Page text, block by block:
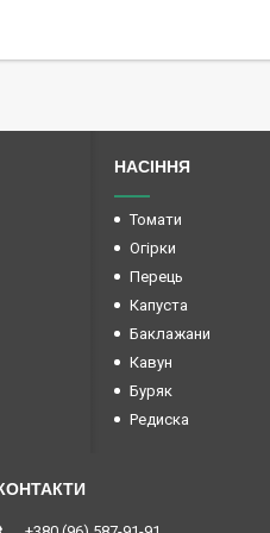
НАСІННЯ
Томати
Огірки
Перець
Капуста
Баклажани
Кавун
Буряк
Редиска